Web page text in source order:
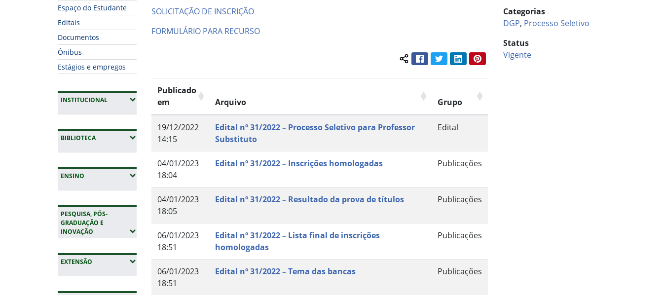
Espaço do Estudante
Editais
Documentos
Ônibus
Estágios e empregos
INSTITUCIONAL(EXPANDIR SUBMENUS)
BIBLIOTECA(EXPANDIR SUBMENUS)
ENSINO (EXPANDIR SUBMENUS)
PESQUISA, PÓS-
GRADUAÇÃO E
INOVAÇÃO (EXPANDIR SUBMENUS)
EXTENSÃO (EXPANDIR SUBMENUS)
SOLICITAÇÃO DE INSCRIÇÃO
FORMULÁRIO PARA RECURSO
Compartilhar conteúdo:
FacebookTwitterLinkedInPinterest
Publicado
em
Arquivo Grupo
19/12/2022
14:15
Edital nº 31/2022 – Processo Seletivo para Professor
Substituto
Edital
04/01/2023
18:04
Edital nº 31/2022 – Inscrições homologadas Publicações
04/01/2023
18:05
Edital nº 31/2022 – Resultado da prova de títulos Publicações
06/01/2023
18:51
Edital nº 31/2022 – Lista final de inscrições
homologadas
Publicações
06/01/2023
18:51
Edital nº 31/2022 – Tema das bancas Publicações
Categorias
DGP, Processo Seletivo
Status
Vigente